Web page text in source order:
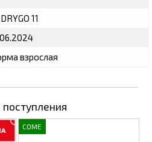
11
взрослая
COME